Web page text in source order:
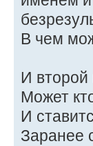
В чем
И второй
Может
И
Заранее